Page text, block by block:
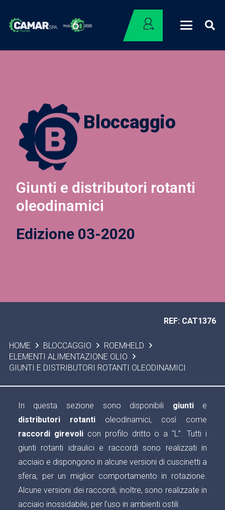
Bloccaggio
Giunti e distributori rotanti
oleodinamici
Edizione 03-2020
HOME BLOCCAGGIO
ROEMHELD
ELEMENTI ALIMENTAZIONE OLIO
GIUNTI E DISTRIBUTORI ROTANTI OLEODINAMICI
REF: CAT1376
In questa sezione sono disponibili giunti e
distributori rotantioleodinamici, così come
raccordi girevolicon profilo dritto o a “L”. Tutti i
giunti rotanti idraulici e raccordi sono realizzati in
acciaio e dispongono in alcune versioni di cuscinetti a
sfera, per un miglior comportamento in rotazione.
Alcune versioni dei raccordi, inoltre, sono realizzate in
acciaio inossidabile, per l’uso in ambienti ostili.